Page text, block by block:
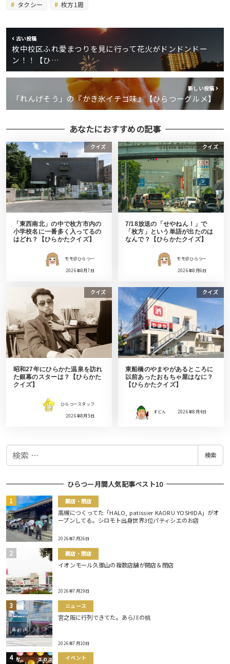
タクシー 枚方1周
古い投稿
枚中校区ふれ愛まつりを見に行って花火がドンドンドー
ン！！【ひ…
新しい投稿
「れんげそう」の『かき氷イチゴ味』【ひらつーグルメ】
あなたにおすすめの記事
クイズ
「東西南北」の中で枚方市内の
小学校名に一番多く入ってるの
はどれ？【ひらかたクイズ】
モモ＠ひらつー
2026年8月7日
クイズ
7/18放送の「せやねん！」で
「枚方」という単語が出たのは
なんで？【ひらかたクイズ】
モモ＠ひらつー
2026年8月6日
クイズ
昭和27年にひらかた温泉を訪れ
た銀幕のスターは？【ひらかた
クイズ】
ひらつースタッフ
2026年8月5日
クイズ
東船橋のやまやがあるところに
以前あったおもちゃ屋はなに？
【ひらかたクイズ】
すどん 2026年8月4日
検
検索
ひらつー月間人気記事ベスト10
開店・閉店
高槻につくってた「HALO, patissier KAORU YOSHIDA」がオ
ープンしてる。シロモト出身世界3位パティシエのお店
2026年7月26日
開店・閉店
イオンモール久御山の複数店舗が開店＆閉店
2026年7月29日
ニュース
宮之阪に行列できてた。あら川の桃
2026年7月10日
イベント